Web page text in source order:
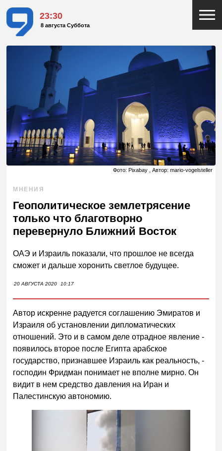
23:30
8 августа Суббота
Фото: Pixabay , Автор: mario-vogelsteller
МНЕНИЯ
Геополитическое землетрясение
только что благотворно
перевернуло Ближний Восток
ОАЭ и Израиль показали, что прошлое не всегда
сможет и дальше хоронить светлое будущее.
20 АВГУСТА 2020 10:17
Автор искренне радуется соглашению Эмиратов и
Израиля об установлении дипломатических
отношений. Это и в самом деле отрадное явление -
появилось второе после Египта арабское
государство, признавшее Израиль как реальность, -
господин Фридман понимает не вполне мирно. Он
видит в нем средство давления на Иран и
Палестинскую автономию.